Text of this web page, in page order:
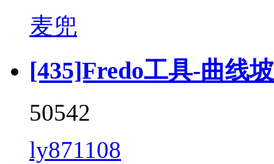
麦兜
[435]Fredo工具-曲线
50542
ly871108